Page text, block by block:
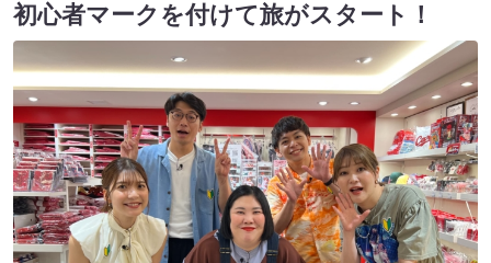
初心者マークを付けて旅がスタート！